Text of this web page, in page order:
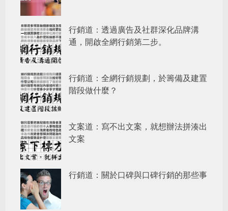
行銷道：透過廣告及社群深化品牌溝
通，開啟全網行銷第二步。
行銷道：全網行銷規劃，於籌備及建置
階段做什麼？
文案道：寫不出文案，就想辦法拼湊出
文案
行銷道：關於口碑與口碑行銷的那些事